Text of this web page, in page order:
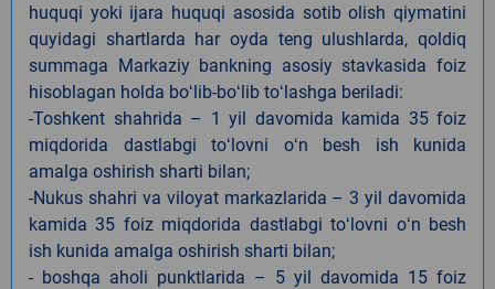
huquqi yoki ijara huquqi asosida sotib olish qiymatini
quyidagi shartlarda har oyda teng ulushlarda, qoldiq
summaga Markaziy bankning asosiy stavkasida foiz
hisoblagan holda boʻlib-boʻlib toʻlashga beriladi:
-Toshkent shahrida – 1 yil davomida kamida 35 foiz
miqdorida dastlabgi toʻlovni oʻn besh ish kunida
amalga oshirish sharti bilan;
-Nukus shahri va viloyat markazlarida – 3 yil davomida
kamida 35 foiz miqdorida dastlabgi toʻlovni oʻn besh
ish kunida amalga oshirish sharti bilan;
- boshqa aholi punktlarida – 5 yil davomida 15 foiz